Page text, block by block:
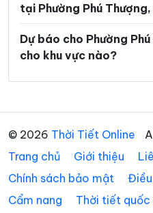
Xã Đa Phúc
Xã Đại Xuyên
Xã Hòa Phú
Xã Hoài Đức
tại Phường Phú
Dự báo cho Phường
cho khu vực nào?
© 2026 Thời Tiết Online
Trang chủ
Giới thiệu
Chính sách bảo mật
Điều
Cẩm nang
Thời tiết quốc